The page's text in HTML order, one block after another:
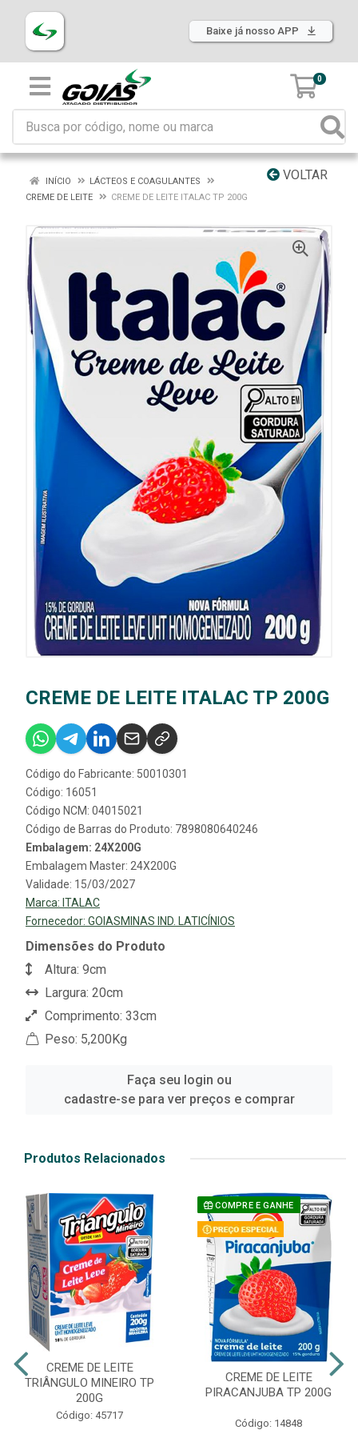
Baixe já nosso APP
0
VOLTAR
INÍCIO
LÁCTEOS E COAGULANTES
CREME DE LEITE
CREME DE LEITE ITALAC TP 200G
CREME DE LEITE ITALAC TP 200G
Código do Fabricante: 50010301
Código: 16051
Código NCM: 04015021
Código de Barras do Produto: 7898080640246
Embalagem: 24X200G
Embalagem Master: 24X200G
Validade: 15/03/2027
Marca: ITALAC
Fornecedor: GOIASMINAS IND. LATICÍNIOS
Dimensões do Produto
Altura: 9cm
Largura: 20cm
Comprimento: 33cm
Peso: 5,200Kg
Faça seu login ou
cadastre-se para ver preços e comprar
Produtos Relacionados
CREME DE LEITE
TRIÂNGULO MINEIRO TP
200G
Código: 45717
COMPRE E GANHE
CREME DE LEITE
PIRACANJUBA TP 200G
Código: 14848